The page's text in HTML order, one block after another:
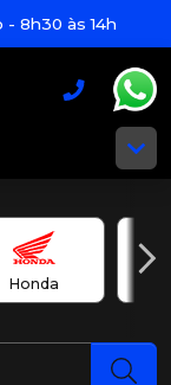
- 8h30 às 14h
Honda